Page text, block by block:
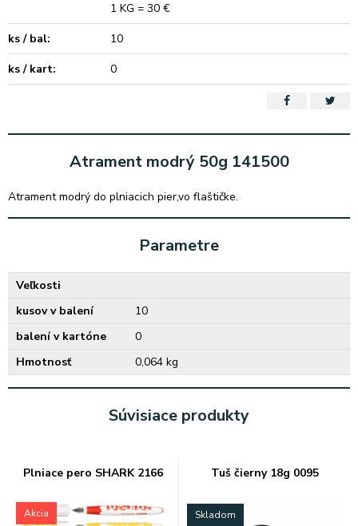
1 KG = 30 €
ks / bal:
10
ks / kart:
0
Atrament modrý 50g 141500
Atrament modrý do plniacich pier,vo flaštičke.
Parametre
Veľkosti
kusov v balení
10
balení v kartóne
0
Hmotnosť
0,064 kg
Súvisiace produkty
Plniace pero SHARK 2166
Akcia
Tuš čierny 18g 0095
Skladom